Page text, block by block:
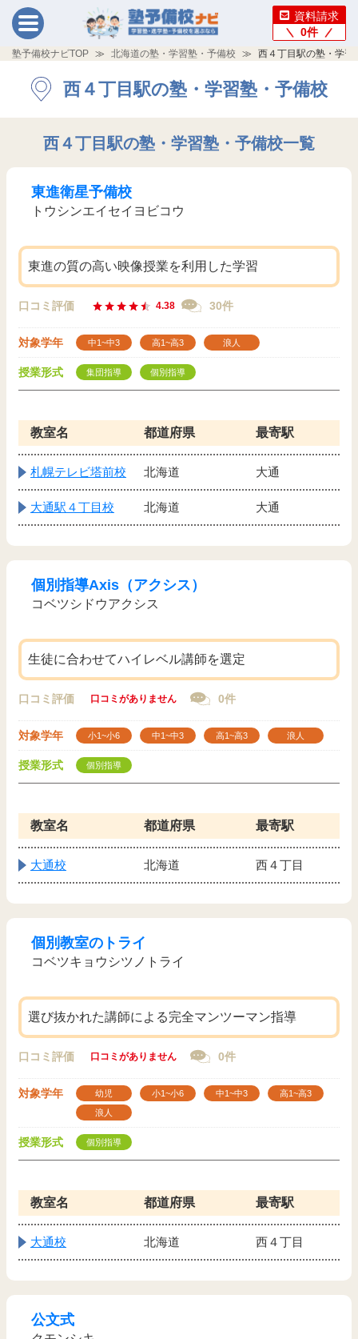
資料請求
0件
塾予備校ナビTOP 北海道の塾・学習塾・予備校 西４丁目駅の塾・学習
西４丁目駅の塾・学習塾・予備校
西４丁目駅の塾・学習塾・予備校一覧
東進衛星予備校
トウシンエイセイヨビコウ
東進の質の高い映像授業を利用した学習
口コミ評価 4.38 30件
対象学年 中1~中3 高1~高3 浪人
授業形式 集団指導 個別指導
教室名 都道府県 最寄駅
札幌テレビ塔前校 北海道 大通
大通駅４丁目校 北海道 大通
個別指導Axis（アクシス）
コベツシドウアクシス
生徒に合わせてハイレベル講師を選定
口コミ評価 口コミがありません 0件
対象学年 小1~小6 中1~中3 高1~高3 浪人
授業形式 個別指導
教室名 都道府県 最寄駅
大通校 北海道 西４丁目
個別教室のトライ
コベツキョウシツノトライ
選び抜かれた講師による完全マンツーマン指導
口コミ評価 口コミがありません 0件
対象学年 幼児 小1~小6 中1~中3
高1~高3
浪人
授業形式 個別指導
教室名 都道府県 最寄駅
大通校 北海道 西４丁目
公文式